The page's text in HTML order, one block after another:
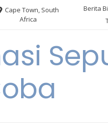
Cape Town, South
Africa
Berita